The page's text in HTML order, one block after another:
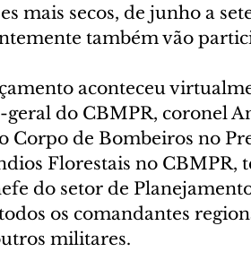
mais secos, de junho a
também vão
aconteceu
geral do CBMPR, coronel
Corpo de Bombeiros no
Florestais no CBMPR,
do setor de
os comandantes
militares.